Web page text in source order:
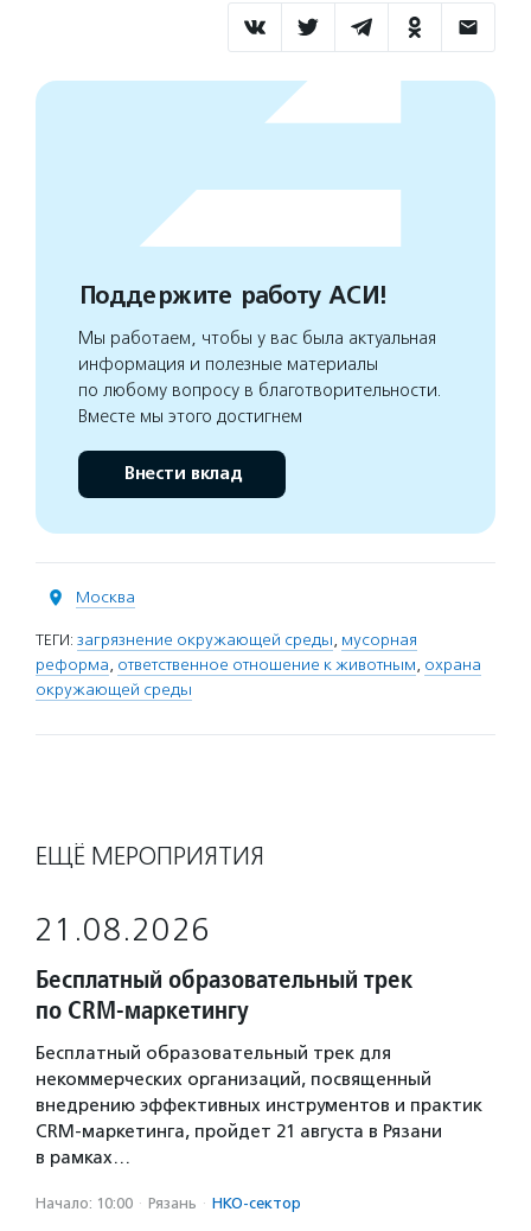
Поддержите работу АСИ!
Мы работаем, чтобы у вас была актуальная
информация и полезные материалы
по любому вопросу в благотворительности.
Вместе мы этого достигнем
Внести вклад
Москва
ТЕГИ: загрязнение окружающей среды, мусорная
реформа, ответственное отношение к животным, охрана
окружающей среды
ЕЩЁ МЕРОПРИЯТИЯ
21.08.2026
Бесплатный образовательный трек
по CRM-маркетингу
Бесплатный образовательный трек для
некоммерческих организаций, посвященный
внедрению эффективных инструментов и практик
CRM-маркетинга, пройдет 21 августа в Рязани
в рамках…
Начало: 10:00 · Рязань · НКО-сектор